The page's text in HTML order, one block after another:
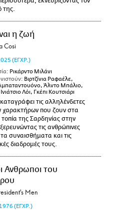
της.
η ζωή
Cosi
(ΕΓΧΡ.)
Ρικάρντο Μιλάνι
Βιρτζίνια Ραφαέλε,
Άλντο Μπάλιο,
Λόι, Γκέπι Κουτσιάρι
καταγράφει τις αλληλένδετες
χαρακτήρων που ζουν στα
της Σαρδηνίας στην
τις ανθρώπινες
συναισθήματα και τις
διαδρομές τους.
Ανθρωποι του
Men
(ΕΓΧΡ.)